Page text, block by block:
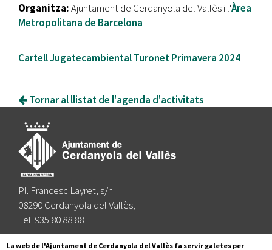
Organitza:Ajuntament de Cerdanyola del Vallès i l'Àrea
Metropolitana de Barcelona
Cartell Jugatecambiental Turonet Primavera 2024
Tornar al llistat de l'agenda d'activitats
Pl. Francesc Layret, s/n
08290 Cerdanyola del Vallès,
Tel. 935 80 88 88
Segueix-nos a:
La web de l'Ajuntament de Cerdanyola del Vallès fa servir galetes per